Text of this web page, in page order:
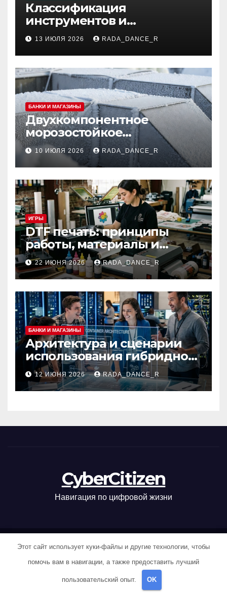
Классификация
инструментов и
аксессуаров для маникюра
и педикюра
13 ИЮЛЯ 2026 RADA_DANCE_R
БАНКИ И МАГАЗИНЫ
Двухкомпонентное
морозостойкое
огнезащитное покрытие
для вентиляционных
систем и
металлоконструкций
10 ИЮЛЯ 2026 RADA_DANCE_R
ИГРЫ
DTF печать: принципы
работы, материалы и
сферы применения
22 ИЮНЯ 2026 RADA_DANCE_R
БАНКИ И МАГАЗИНЫ
Архитектура и сценарии
использования гибридной
платформы
контейнеризации
12 ИЮНЯ 2026 RADA_DANCE_R
CyberCitizen
Навигация по цифровой жизни
Сайт работает на WordPress|Тема: News Way, авторThemeansar
Карта сайта
Этот сайт использует куки-файлы и другие технологии, чтобы
помочь вам в навигации, а также предоставить лучший
пользовательский опыт. OK